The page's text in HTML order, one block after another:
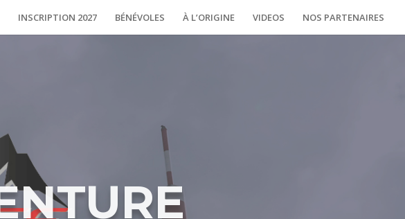
INSCRIPTION 2027 BÉNÉVOLES À L’ORIGINE VIDEOS NOS PARTENAIRES